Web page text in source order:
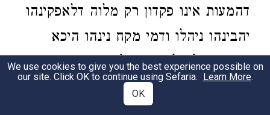
דהמעות אינו פקדון רק מלוה דלאפקינהו
יהבינהו ניהלו ודמי מקח נינהו היכא
דחזר הגזלן ולקח מבעלים הראשונים
ויעו"ש שכ' בסוף דבריו והיכא דאמר
We use cookies to give you the best experience possible on
our site. Click OK to continue using Sefaria. Learn More.
OK